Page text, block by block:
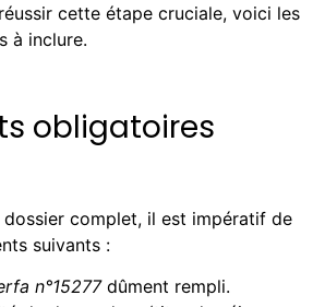
cette étape cruciale, voici les
à inclure.
obligatoires
complet, il est impératif de
suivants :
n°15277dûment rempli.